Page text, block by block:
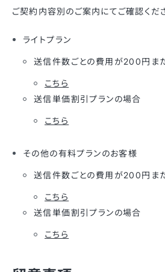
ご契約内容別のご案内にてご確認くだ
ライトプラン
送信件数ごとの費用が200円ま
こちら
送信単価割引プランの場合
こちら
その他の有料プランのお客様
送信件数ごとの費用が200円ま
こちら
送信単価割引プランの場合
こちら